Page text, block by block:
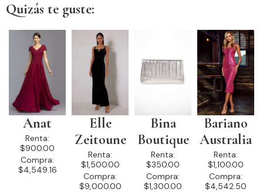
Quizás te guste:
Anat
Renta:
$900.00
Compra:
$4,549.16
Elle
Zeitoune
Renta:
$1,500.00
Compra:
$9,000.00
Bina
Boutique
Renta:
$350.00
Compra:
$1,300.00
Bariano
Australia
Renta:
$1,100.00
Compra:
$4,542.50